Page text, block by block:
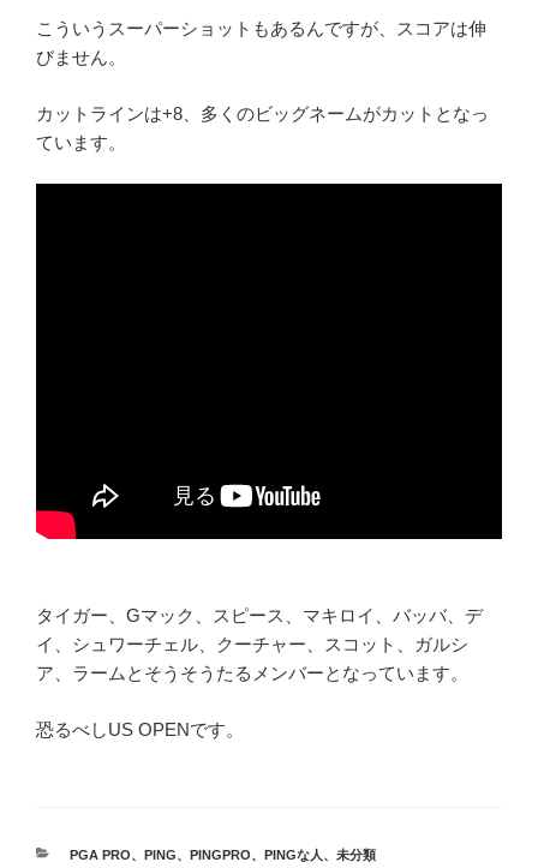
こういうスーパーショットもあるんですが、スコアは伸
びません。
カットラインは+8、多くのビッグネームがカットとなっ
ています。
タイガー、Gマック、スピース、マキロイ、バッバ、デ
イ、シュワーチェル、クーチャー、スコット、ガルシ
ア、ラームとそうそうたるメンバーとなっています。
恐るべしUS OPENです。
カ
PGA PRO、 PING、 PINGPRO、 PINGな人 、 未分類